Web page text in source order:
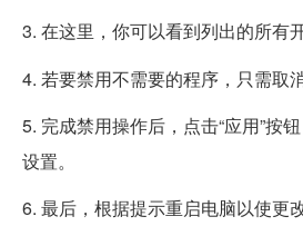
3. 在这里，你可以看到列出的所有
4. 若要禁用不需要的程序，只需取
5. 完成禁用操作后，点击“应用”按
设置。
6. 最后，根据提示重启电脑以使更改